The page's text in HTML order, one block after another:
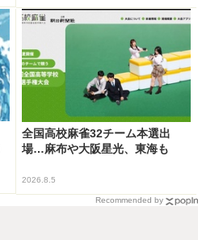
全国高校麻雀32チーム本選出
場…麻布や大阪星光、東海も
2026.8.5
Recommended by